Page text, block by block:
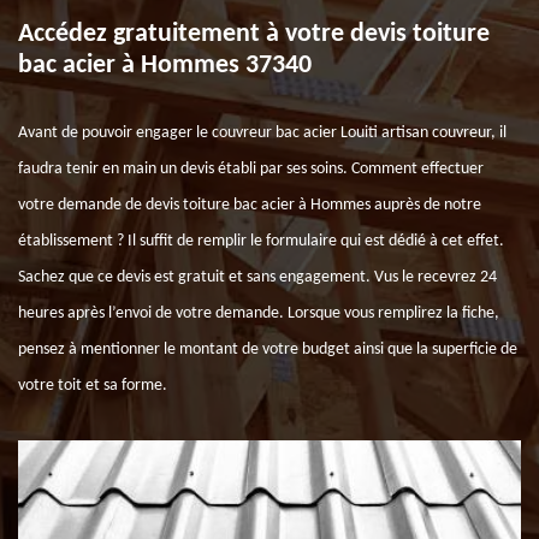
Accédez gratuitement à votre devis toiture
bac acier à Hommes 37340
Avant de pouvoir engager le couvreur bac acier Louiti artisan couvreur, il
faudra tenir en main un devis établi par ses soins. Comment effectuer
votre demande de devis toiture bac acier à Hommes auprès de notre
établissement ? Il suffit de remplir le formulaire qui est dédié à cet effet.
Sachez que ce devis est gratuit et sans engagement. Vus le recevrez 24
heures après l’envoi de votre demande. Lorsque vous remplirez la fiche,
pensez à mentionner le montant de votre budget ainsi que la superficie de
votre toit et sa forme.